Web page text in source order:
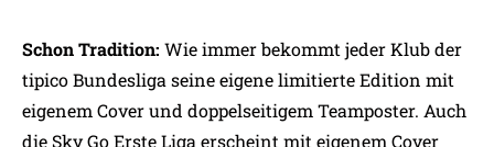
Schon Tradition: Wie immer bekommt jeder Klub der
tipico Bundesliga seine eigene limitierte Edition mit
eigenem Cover und doppelseitigem Teamposter. Auch
die Sky Go Erste Liga erscheint mit eigenem Cover